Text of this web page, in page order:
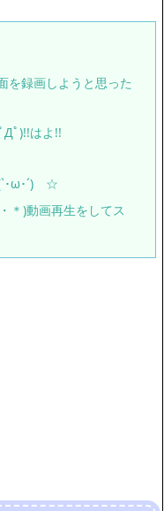
を録画しようと思った
Дﾟ)!!はよ!!
･ω･´)ゞ☆
＊)動画再生をしてス